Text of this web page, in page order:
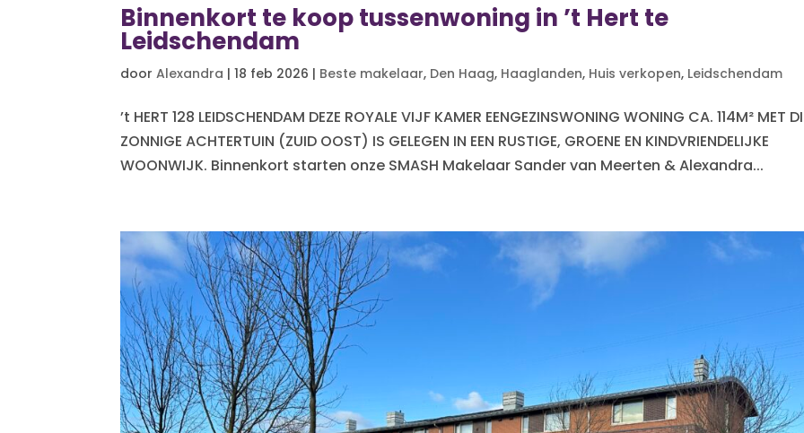
Binnenkort te koop tussenwoning in ’t Hert te
Leidschendam
doorAlexandra |18 feb 2026 | Beste makelaar, Den Haag, Haaglanden, Huis verkopen, Leidschendam
’t HERT 128 LEIDSCHENDAM DEZE ROYALE VIJF KAMER EENGEZINSWONING WONING CA. 114M² MET
ZONNIGE ACHTERTUIN (ZUID OOST) IS GELEGEN IN EEN RUSTIGE, GROENE EN KINDVRIENDELIJKE
WOONWIJK. Binnenkort starten onze SMASH Makelaar Sander van Meerten & Alexandra...